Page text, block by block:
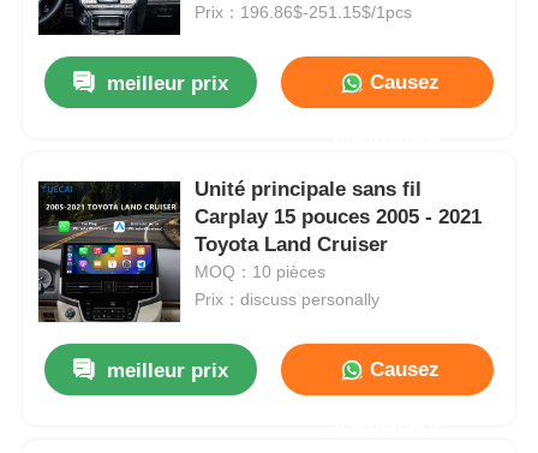
Prix：196.86$-251.15$/1pcs
meilleur prix Causez
Unité principale sans fil
Carplay 15 pouces 2005 - 2021
Toyota Land Cruiser
MOQ：10 pièces
Prix：discuss personally
meilleur prix Causez